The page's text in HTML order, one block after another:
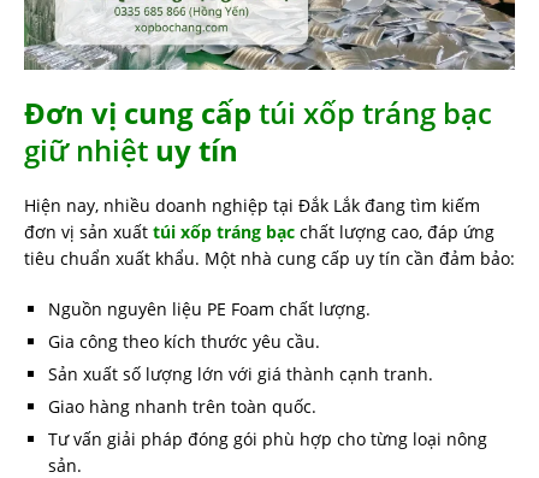
Đơn vị cung cấp túi xốp tráng bạc
giữ nhiệt uy tín
Hiện nay, nhiều doanh nghiệp tại Đắk Lắk đang tìm kiếm
đơn vị sản xuất túi xốp tráng bạc chất lượng cao, đáp ứng
tiêu chuẩn xuất khẩu. Một nhà cung cấp uy tín cần đảm bảo:
Nguồn nguyên liệu PE Foam chất lượng.
Gia công theo kích thước yêu cầu.
Sản xuất số lượng lớn với giá thành cạnh tranh.
Giao hàng nhanh trên toàn quốc.
Tư vấn giải pháp đóng gói phù hợp cho từng loại nông
sản.